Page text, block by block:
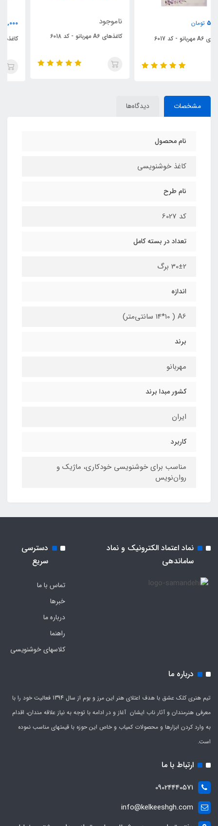
ناموجود
کاغذهای A6 مهربانو - کد 6018
کاغذهای A6 مهربانو - کد 6001
مشخصات دیدگاه‌ها
نام محصول
کاغذ خوشنویسی
نام طرح
کد 6027
تعداد در بسته کامل
30±2 برگ
اندازه
A6 ( 14*10 سانتی‌متر)
برند
مهربانو
کشور مبدا برند
ایران
کاربرد
مناسب برای خوشنویسی خودکاری، ماژیک و
روان‌نویس
نماد اعتماد الکترونیک و نماد
ساماندهی
دسترسی
سریع
تماس با ما
خبرها
درباره ما
راهنما
کلاسهای خوشنویسی
درباره ما
تیم هنری کلک عشق با هدف اعتلای هنر این مرز و بوم از سال 1394 فعالیت خود را با
معرفی هنرمندان و آثار ناب ایشان آغاز و در ادامه با توجه به نیاز علاقه مندان، اقدام
به وارد کردن ابزارها و محصولات کمیاب و خاص این حوزه با قیمتهای مناسب نموده
است.
ارتباط با ما
09024440571
info@kelkeeshgh.com